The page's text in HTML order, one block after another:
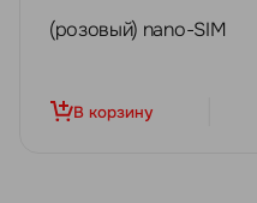
(розовый) nano-SIM
В корзину